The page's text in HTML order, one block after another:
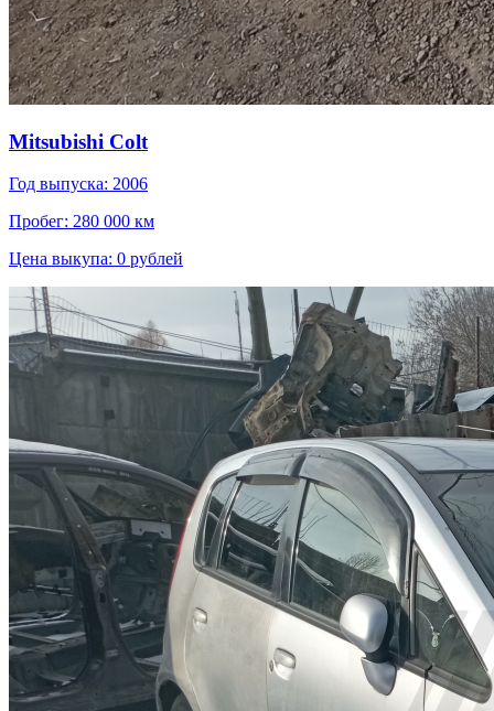
Mitsubishi Colt
Год выпуска: 2006
Пробег: 280 000 км
Цена выкупа: 0 рублей